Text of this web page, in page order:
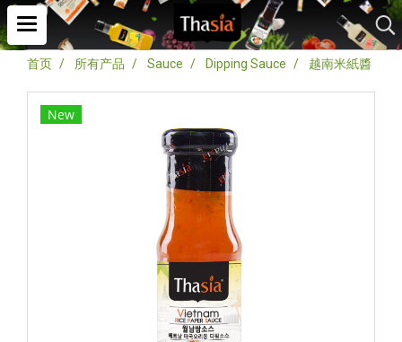
首页 所有产品 Sauce Dipping Sauce 越南米紙醬
New